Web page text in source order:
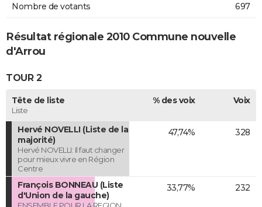
Nombre de votants 697
Résultat régionale 2010 Commune nouvelle
d'Arrou
TOUR 2
Tête de liste
Liste
% des voix Voix
Hervé NOVELLI (Liste de la
majorité)
Hervé NOVELLI: Il faut changer
pour mieux vivre en Région
Centre
47,74% 328
François BONNEAU (Liste
d'Union de la gauche)
ENSEMBLE POUR LA REGION
33,77% 232